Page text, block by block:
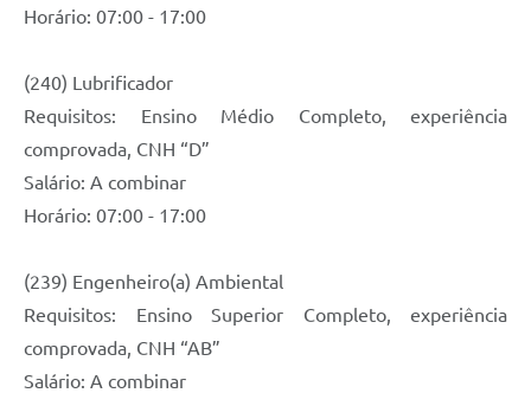
Horário: 07:00 - 17:00
(240) Lubrificador
Requisitos: Ensino Médio Completo, experiência
comprovada, CNH “D”
Salário: A combinar
Horário: 07:00 - 17:00
(239) Engenheiro(a) Ambiental
Requisitos: Ensino Superior Completo, experiência
comprovada, CNH “AB”
Salário: A combinar